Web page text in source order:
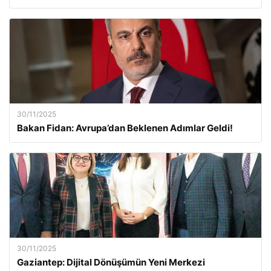
30/11/2025
Bakan Fidan: Avrupa’dan Beklenen Adımlar Geldi!
30/11/2025
Gaziantep: Dijital Dönüşümün Yeni Merkezi